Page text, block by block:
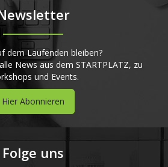
dem Laufenden bleiben?
News aus dem STARTPLATZ, zu
und Events.
Hier Abonnieren
Folge uns